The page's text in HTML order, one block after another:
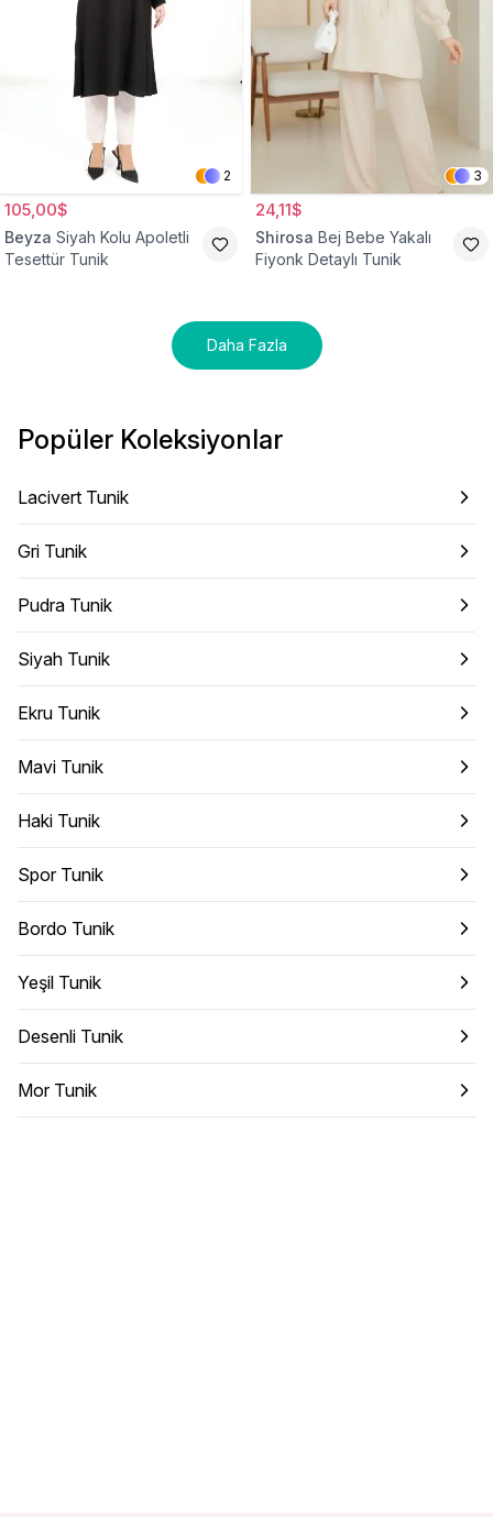
2
105,00$
Beyza Siyah Kolu Apoletli
Tesettür Tunik
3
24,11$
Shirosa Bej Bebe Yakalı
Fiyonk Detaylı Tunik
Daha Fazla
Popüler Koleksiyonlar
Lacivert Tunik
Gri Tunik
Pudra Tunik
Siyah Tunik
Ekru Tunik
Mavi Tunik
Haki Tunik
Spor Tunik
Bordo Tunik
Yeşil Tunik
Desenli Tunik
Mor Tunik